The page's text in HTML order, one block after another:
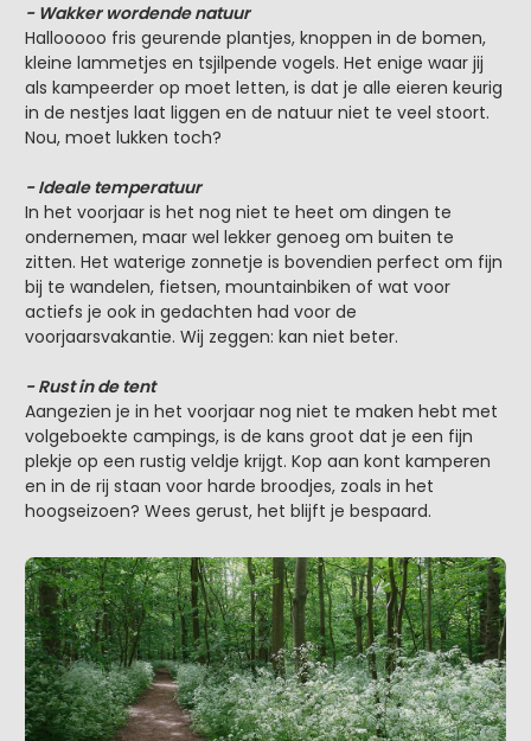
- Wakker wordende natuur
Hallooooo fris geurende plantjes, knoppen in de bomen,
kleine lammetjes en tsjilpende vogels. Het enige waar jij
als kampeerder op moet letten, is dat je alle eieren keurig
in de nestjes laat liggen en de natuur niet te veel stoort.
Nou, moet lukken toch?
- Ideale temperatuur
In het voorjaar is het nog niet te heet om dingen te
ondernemen, maar wel lekker genoeg om buiten te
zitten. Het waterige zonnetje is bovendien perfect om fijn
bij te wandelen, fietsen, mountainbiken of wat voor
actiefs je ook in gedachten had voor de
voorjaarsvakantie. Wij zeggen: kan niet beter.
- Rust in de tent
Aangezien je in het voorjaar nog niet te maken hebt met
volgeboekte campings, is de kans groot dat je een fijn
plekje op een rustig veldje krijgt. Kop aan kont kamperen
en in de rij staan voor harde broodjes, zoals in het
hoogseizoen? Wees gerust, het blijft je bespaard.